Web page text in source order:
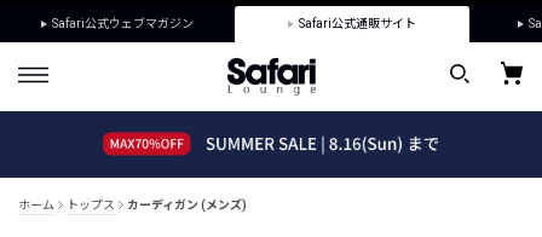
Safari公式ウェブマガジン Safari公式通販サイト
ホーム トップス カーディガン (メンズ)